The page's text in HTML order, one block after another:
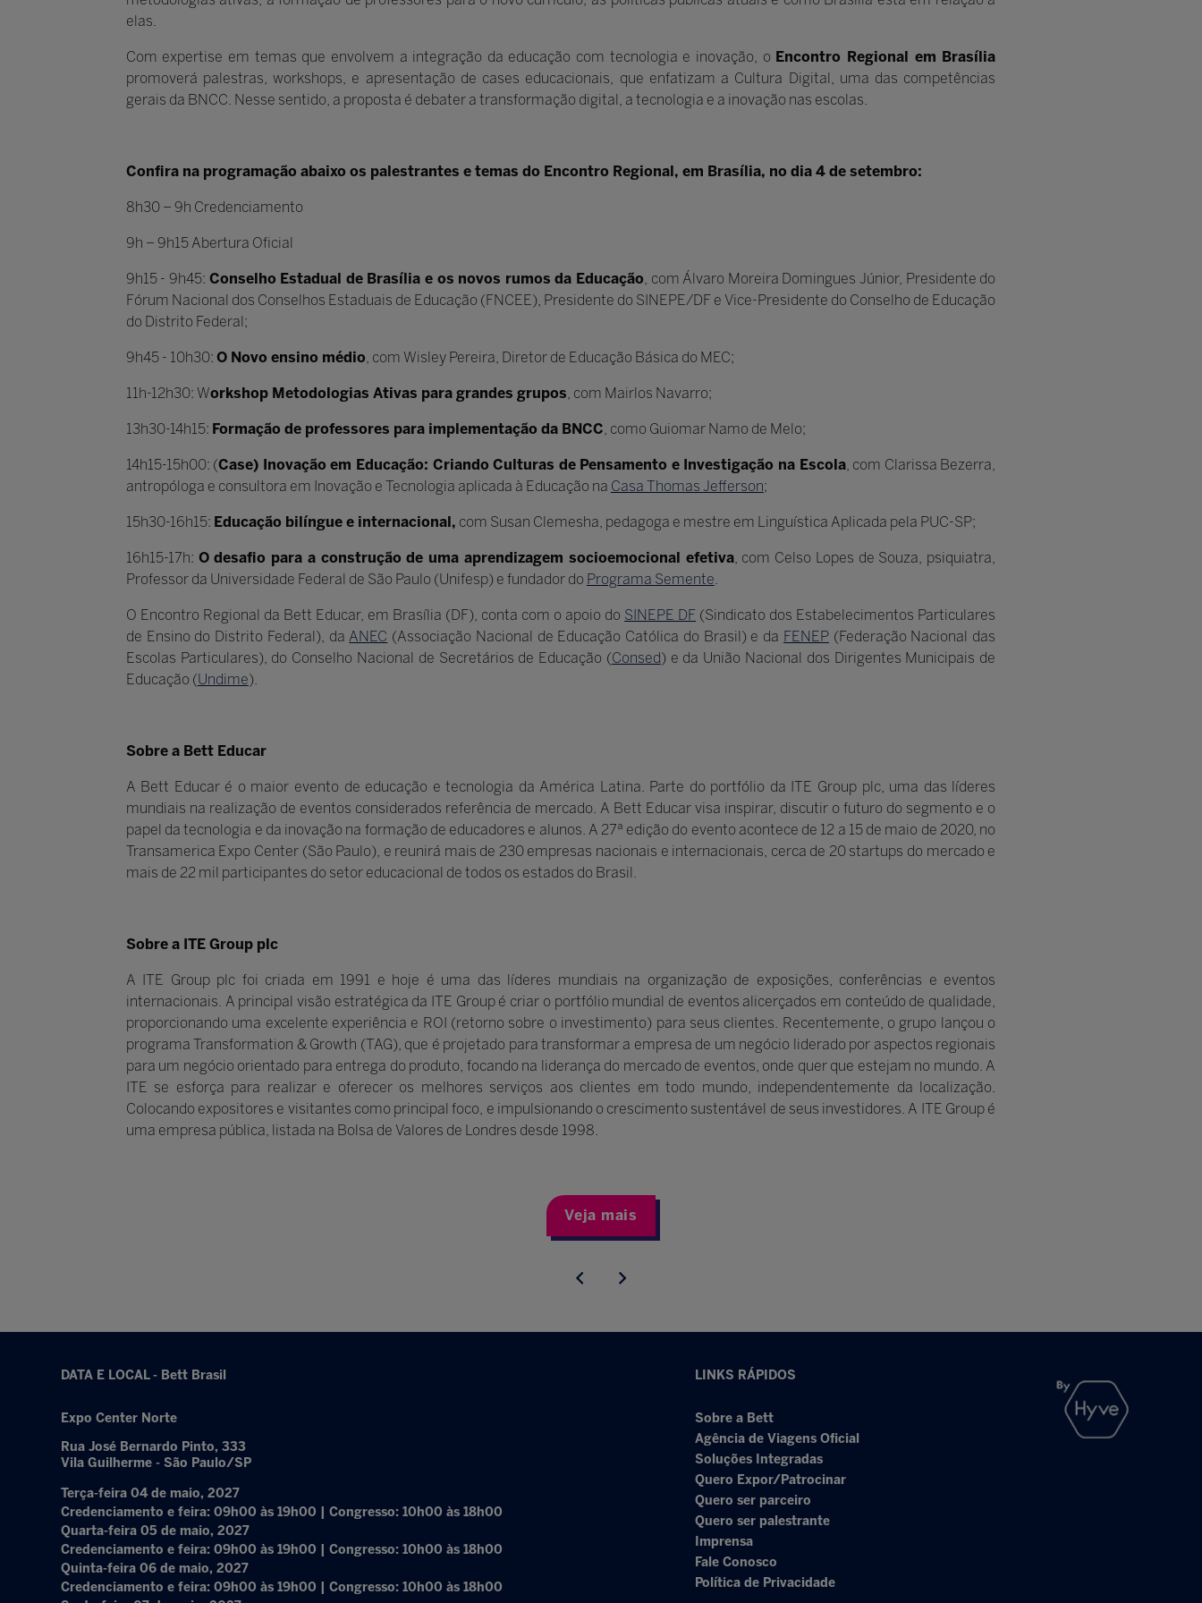
elas.
Com expertise em temas que envolvem a integração da educação com tecnologia e inovação, o Encontro Regional em Brasília
promoverá palestras, workshops, e apresentação de cases educacionais, que enfatizam a Cultura Digital, uma das competências
gerais da BNCC. Nesse sentido, a proposta é debater a transformação digital, a tecnologia e a inovação nas escolas.
Confira na programação abaixo os palestrantes e temas do Encontro Regional, em Brasília, no dia 4 de setembro:
8h30 – 9h Credenciamento
9h – 9h15 Abertura Oficial
9h15 - 9h45: Conselho Estadual de Brasília e os novos rumos da Educação, com Álvaro Moreira Domingues Júnior, Presidente do
Fórum Nacional dos Conselhos Estaduais de Educação (FNCEE), Presidente do SINEPE/DF e Vice-Presidente do Conselho de Educação
do Distrito Federal;
9h45 - 10h30: O Novo ensino médio, com Wisley Pereira, Diretor de Educação Básica do MEC;
11h-12h30: Workshop Metodologias Ativas para grandes grupos, com Mairlos Navarro;
13h30-14h15: Formação de professores para implementação da BNCC, como Guiomar Namo de Melo;
14h15-15h00: (Case) Inovação em Educação: Criando Culturas de Pensamento e Investigação na Escola, com Clarissa Bezerra,
antropóloga e consultora em Inovação e Tecnologia aplicada à Educação na Casa Thomas Jefferson;
15h30-16h15: Educação bilíngue e internacional, com Susan Clemesha, pedagoga e mestre em Linguística Aplicada pela PUC-SP;
16h15-17h: O desafio para a construção de uma aprendizagem socioemocional efetiva, com Celso Lopes de Souza, psiquiatra,
Professor da Universidade Federal de São Paulo (Unifesp) e fundador do Programa Semente.
O Encontro Regional da Bett Educar, em Brasília (DF), conta com o apoio do SINEPE DF (Sindicato dos Estabelecimentos Particulares
de Ensino do Distrito Federal), daANEC (Associação Nacional de Educação Católica do Brasil) e da FENEP(Federação Nacional das
Escolas Particulares), do Conselho Nacional de Secretários de Educação (Consed) e da União Nacional dos Dirigentes Municipais de
Educação (Undime).
Sobre a Bett Educar
A Bett Educar é o maior evento de educação e tecnologia da América Latina. Parte do portfólio da ITE Group plc, uma das líderes
mundiais na realização de eventos considerados referência de mercado. A Bett Educar visa inspirar, discutir o futuro do segmento e o
papel da tecnologia e da inovação na formação de educadores e alunos. A 27ª edição do evento acontece de 12 a 15 de maio de 2020, no
Transamerica Expo Center (São Paulo), e reunirá mais de 230 empresas nacionais e internacionais, cerca de 20 startups do mercado e
mais de 22 mil participantes do setor educacional de todos os estados do Brasil.
Sobre a ITE Group plc
A ITE Group plc foi criada em 1991 e hoje é uma das líderes mundiais na organização de exposições, conferências e eventos
internacionais. A principal visão estratégica da ITE Group é criar o portfólio mundial de eventos alicerçados em conteúdo de qualidade,
proporcionando uma excelente experiência e ROI (retorno sobre o investimento) para seus clientes. Recentemente, o grupo lançou o
programa Transformation & Growth (TAG), que é projetado para transformar a empresa de um negócio liderado por aspectos regionais
para um negócio orientado para entrega do produto, focando na liderança do mercado de eventos, onde quer que estejam no mundo. A
ITE se esforça para realizar e oferecer os melhores serviços aos clientes em todo mundo, independentemente da localização.
Colocando expositores e visitantes como principal foco, e impulsionando o crescimento sustentável de seus investidores. A ITE Group é
uma empresa pública, listada na Bolsa de Valores de Londres desde 1998.
Veja mais
DATA E LOCAL - Bett Brasil
Expo Center Norte
Rua José Bernardo Pinto, 333
Vila Guilherme - São Paulo/SP
Terça-feira 04 de maio, 2027
Credenciamento e feira: 09h00 às 19h00 | Congresso: 10h00 às 18h00
Quarta-feira 05 de maio, 2027
Credenciamento e feira: 09h00 às 19h00 | Congresso: 10h00 às 18h00
Quinta-feira 06 de maio, 2027
Credenciamento e feira: 09h00 às 19h00 | Congresso: 10h00 às 18h00
LINKS RÁPIDOS
Sobre a Bett
Agência de Viagens Oficial
Soluções Integradas
Quero Expor/Patrocinar
Quero ser parceiro
Quero ser palestrante
Imprensa
Fale Conosco
Política de Privacidade